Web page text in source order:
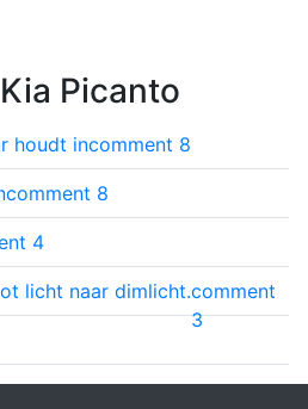
Picanto
houdt incomment 8
comment 8
4
licht naar dimlicht.comment
3